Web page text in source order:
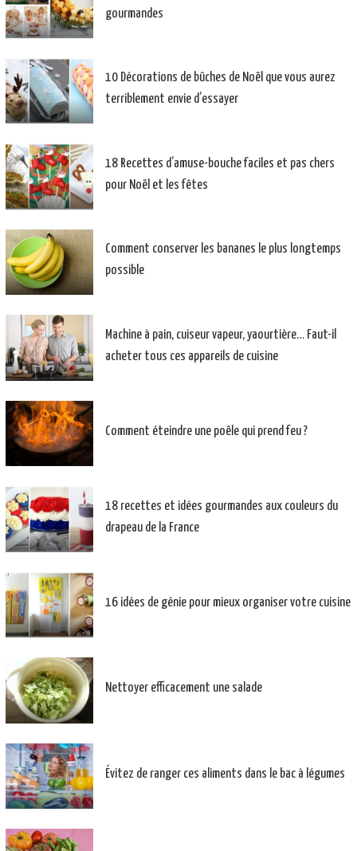
gourmandes
10 Décorations de bûches de Noël que vous aurez
terriblement envie d’essayer
18 Recettes d’amuse-bouche faciles et pas chers
pour Noël et les fêtes
Comment conserver les bananes le plus longtemps
possible
Machine à pain, cuiseur vapeur, yaourtière… Faut-il
acheter tous ces appareils de cuisine
Comment éteindre une poêle qui prend feu ?
18 recettes et idées gourmandes aux couleurs du
drapeau de la France
16 idées de génie pour mieux organiser votre cuisine
Nettoyer efficacement une salade
Évitez de ranger ces aliments dans le bac à légumes